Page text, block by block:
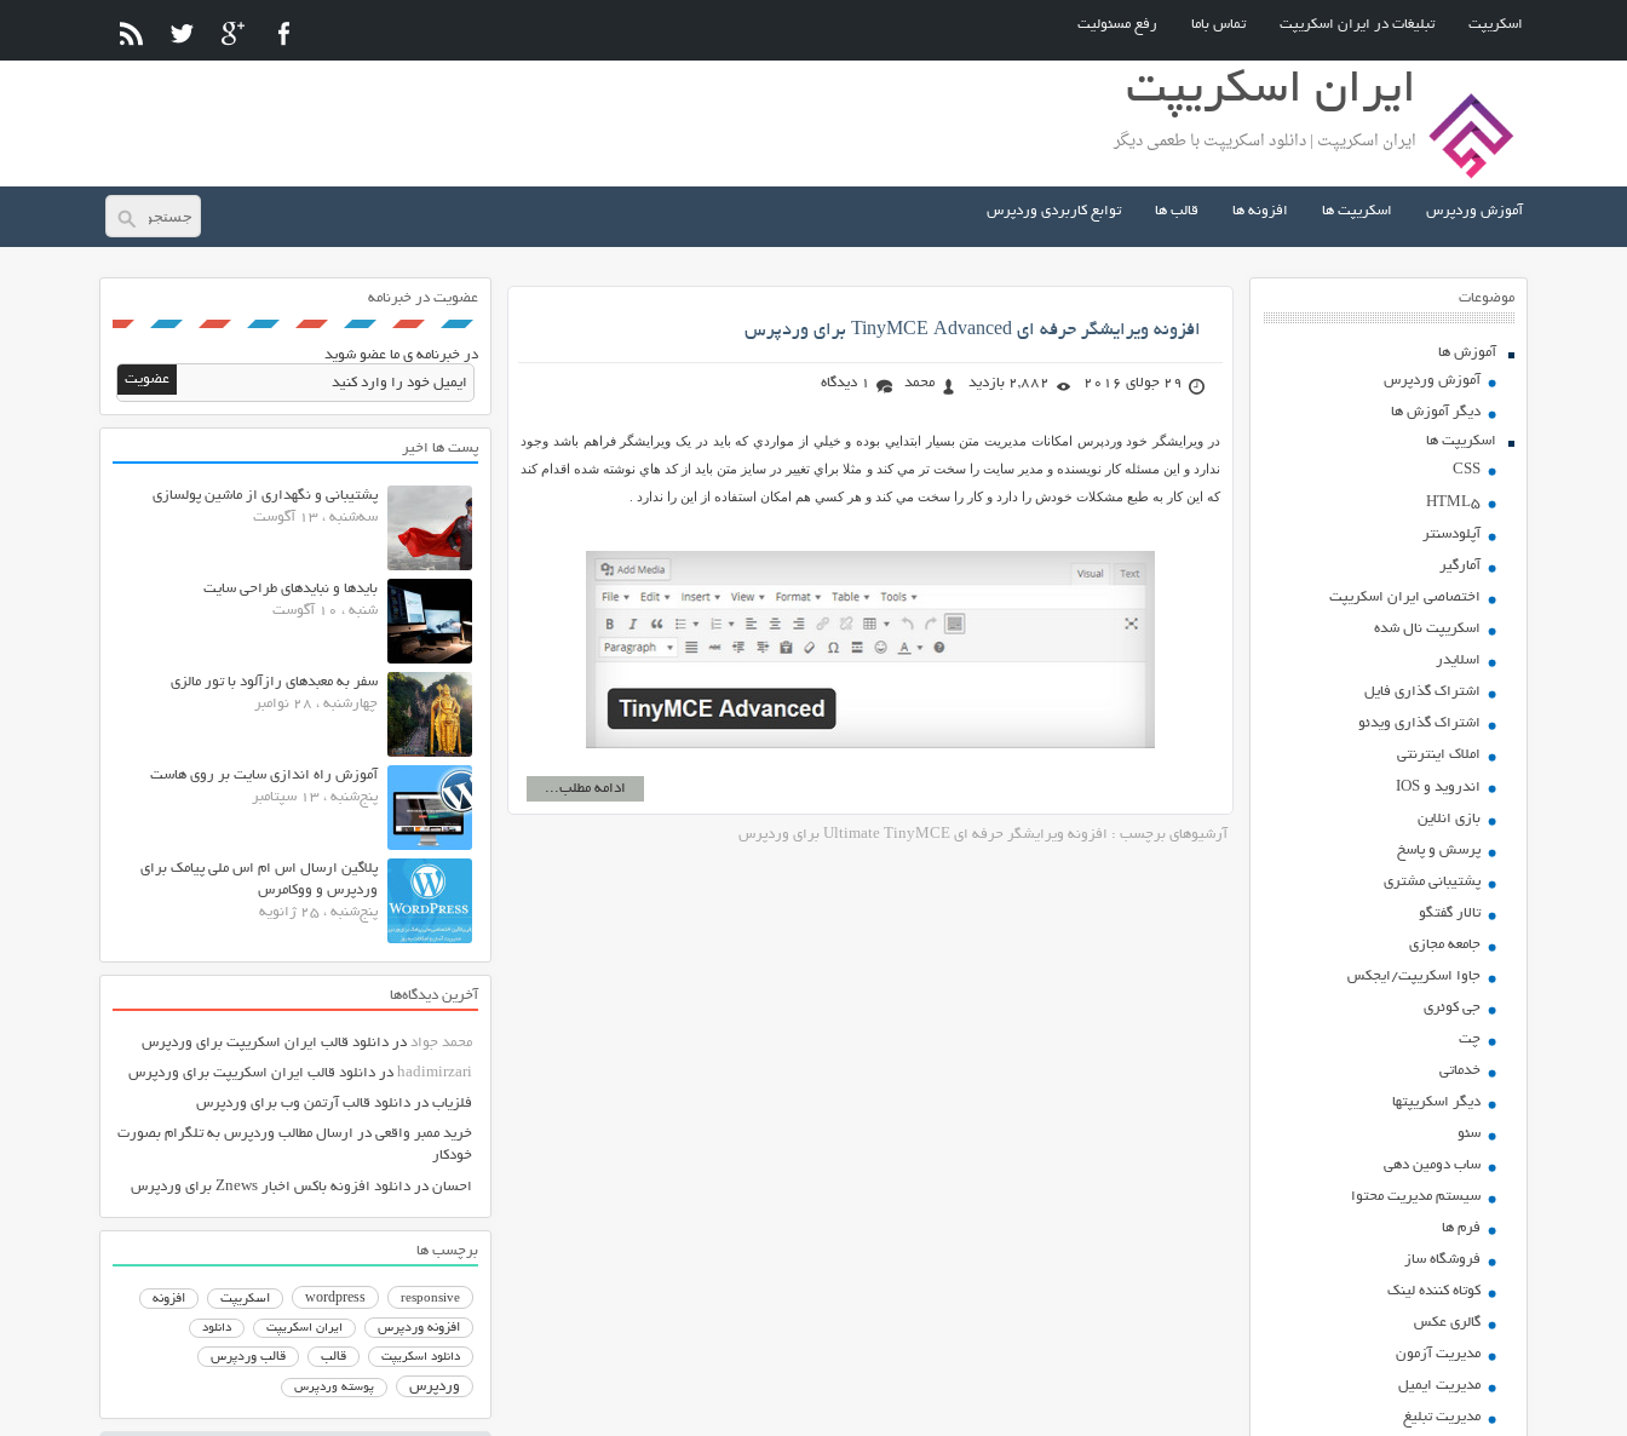
اسکریپت تبلیغات در ایران اسکریپت تماس باما رفع مسئولیت
ایران اسکریپت
ایران اسکریپت | دانلود اسکریپت با طعمی دیگر
آموزش وردپرس اسکریپت ها افزونه ها قالب ها توابع کاربردی وردپرس
موضوعات
آموزش ها
آموزش وردپرس
دیگر آموزش ها
اسکریپت ها
CSS
HTML5
آپلودسنتر
آمارگیر
اختصاصی ایران اسکریپت
اسکریپت نال شده
اسلایدر
اشتراك گذاري فايل
اشتراک گذاری ویدئو
املاک اینترنتی
اندروید و IOS
بازي انلاين
پرسش و پاسخ
پشتیبانی مشتری
تالار گفتگو
جامعه مجازی
جاوا اسکریپت/ایجکس
جی کوئری
چت
خدماتی
ديگر اسكريپتها
سئو
ساب دومین دهی
سیستم مدیریت محتوا
فرم ها
فروشگاه ساز
کوتاه کننده لینک
گالری عکس
مدیریت آزمون
مدیریت ایمیل
مدیریت تبلیغ
افزونه ويرايشگر حرفه اي TinyMCE Advanced برای وردپرس
29 جولای 2016 2,882 بازدید محمد 1 دیدگاه
در ويرايشگر خود وردپرس امکانات مديريت متن بسيار ابتدايي بوده و خيلي از مواردي که بايد در يک ويرايشگر فراهم باشد وجود
ندارد و اين مسئله کار نويسنده و مدير سايت را سخت تر مي کند و مثلا براي تغيير در سايز متن بايد از کد هاي نوشته شده اقدام کند
که اين کار به طبع مشکلات خودش را دارد و کار را سخت مي کند و هر کسي هم امکان استفاده از اين را ندارد .
ادامه مطلب...
آرشیوهای برچسب : افزونه ويرايشگر حرفه اي Ultimate TinyMCE برای وردپرس
عضویت در خبرنامه
در خبرنامه ی ما عضو شوید
پست ها اخیر
پشتیبانی و نگهداری از ماشین پولسازی
سه‌شنبه ، 13 آگوست
بایدها و نبایدهای طراحی سایت
شنبه ، 10 آگوست
سفر به معبدهای رازآلود با تور مالزی
چهارشنبه ، 28 نوامبر
آموزش راه اندازی سایت بر روی هاست
پنج‌شنبه ، 13 سپتامبر
پلاگین ارسال اس ام اس ملی پیامک برای
وردپرس و ووکامرس
پنج‌شنبه ، 25 ژانویه
آخرین دیدگاه‌ها
محمد جواد در دانلود قالب ایران اسکریپت برای وردپرس
hadimirzari در دانلود قالب ایران اسکریپت برای وردپرس
فلزیاب در دانلود قالب آرتمن وب برای وردپرس
خرید ممبر واقعی در ارسال مطالب وردپرس به تلگرام بصورت
خودکار
احسان در دانلود افزونه باکس اخبار Znews برای وردپرس
برچسب ها
responsive
wordpress اسکریپت
افزونه
افزونه وردپرس
ایران اسکریپت دانلود
دانلود اسکریپت قالب قالب وردپرس
وردپرس پوسته وردپرس